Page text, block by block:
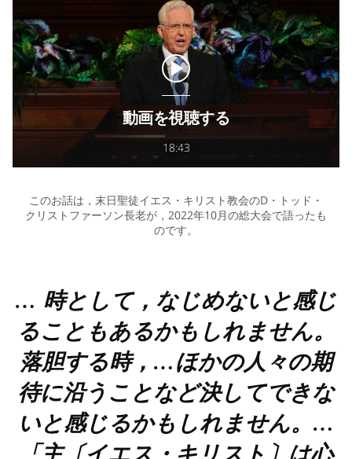
動画を視聴する
18:43
このお話は，末日聖徒イエス・キリスト教会のD・トッド・
クリストファーソン長老が，2022年10月の総大会で語ったも
のです。
… 時として，なじめないと感じ
ることもあるかもしれません。
落胆する時，…ほかの人々の期
待に沿うことなど決してできな
いと感じるかもしれません。…